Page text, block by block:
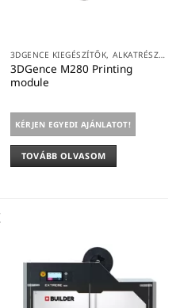
3DGENCE KIEGÉSZÍTŐK, ALKATRÉSZEK
3DGence M280 Printing
module
KÉRJEN EGYEDI AJÁNLATOT!
TOVÁBB OLVASOM